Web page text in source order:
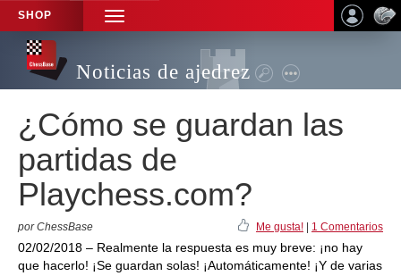
SHOP
TOGGLE
NAVIGATION
Noticias de ajedrez
¿Cómo se guardan las
partidas de
Playchess.com?
por ChessBase Me gusta! 1 Comentarios
02/02/2018 – Realmente la respuesta es muy breve: ¡no hay
que hacerlo! ¡Se guardan solas! ¡Automáticamente! ¡Y de varias